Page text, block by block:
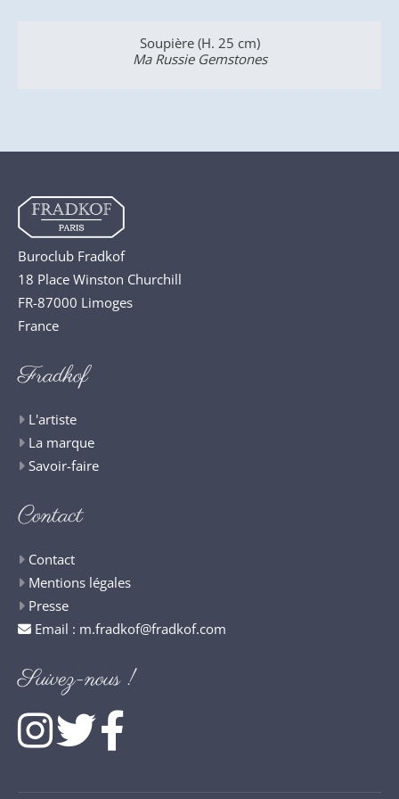
Assiette à Céréales (ø 17 cm)
Ma Russie Gemstones
Buroclub Fradkof
18 Place Winston Churchill
FR-87000 Limoges
France
Fradkof
L'artiste
La marque
Savoir-faire
Contact
Contact
Mentions légales
Presse
Email : m.fradkof@fradkof.com
Suivez-nous !